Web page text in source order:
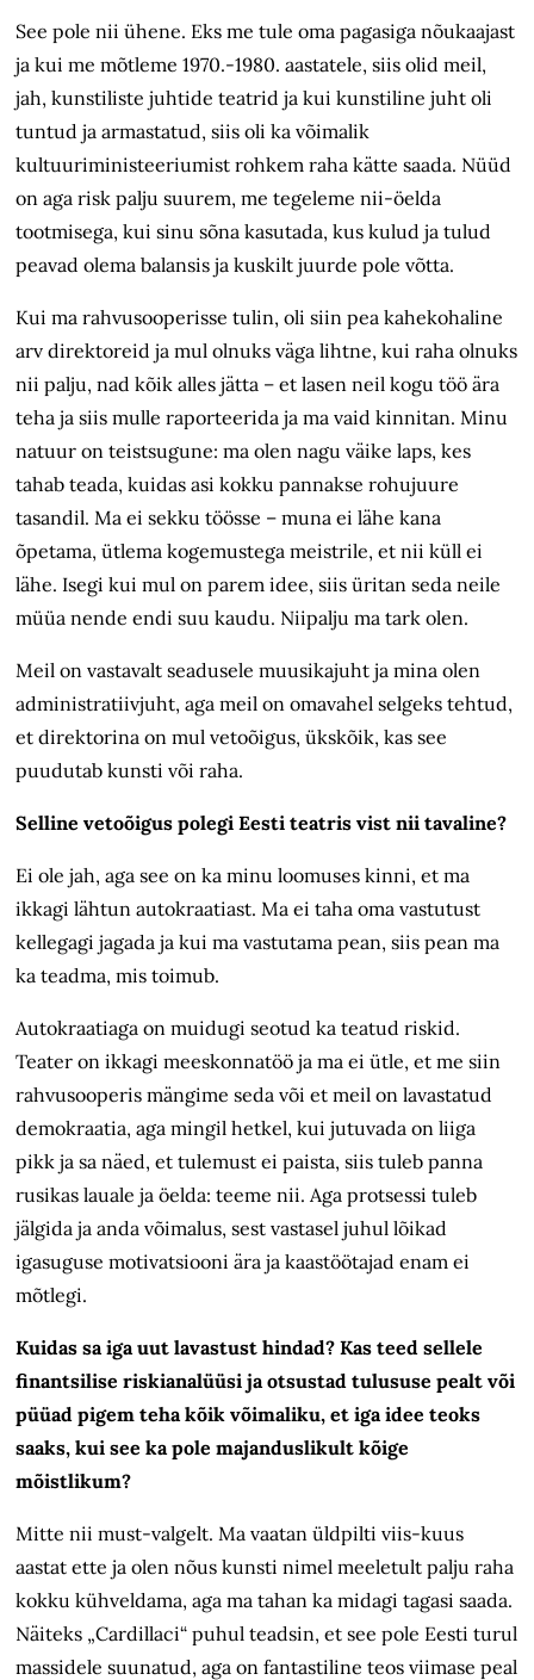
See pole nii ühene. Eks me tule oma pagasiga nõukaajast
ja kui me mõtleme 1970.-1980. aastatele, siis olid meil,
jah, kunstiliste juhtide teatrid ja kui kunstiline juht oli
tuntud ja armastatud, siis oli ka võimalik
kultuuriministeeriumist rohkem raha kätte saada. Nüüd
on aga risk palju suurem, me tegeleme nii-öelda
tootmisega, kui sinu sõna kasutada, kus kulud ja tulud
peavad olema balansis ja kuskilt juurde pole võtta.
Kui ma rahvusooperisse tulin, oli siin pea kahekohaline
arv direktoreid ja mul olnuks väga lihtne, kui raha olnuks
nii palju, nad kõik alles jätta – et lasen neil kogu töö ära
teha ja siis mulle raporteerida ja ma vaid kinnitan. Minu
natuur on teistsugune: ma olen nagu väike laps, kes
tahab teada, kuidas asi kokku pannakse rohujuure
tasandil. Ma ei sekku töösse – muna ei lähe kana
õpetama, ütlema kogemustega meistrile, et nii küll ei
lähe. Isegi kui mul on parem idee, siis üritan seda neile
müüa nende endi suu kaudu. Niipalju ma tark olen.
Meil on vastavalt seadusele muusikajuht ja mina olen
administratiivjuht, aga meil on omavahel selgeks tehtud,
et direktorina on mul vetoõigus, ükskõik, kas see
puudutab kunsti või raha.
Selline vetoõigus polegi Eesti teatris vist nii tavaline?
Ei ole jah, aga see on ka minu loomuses kinni, et ma
ikkagi lähtun autokraatiast. Ma ei taha oma vastutust
kellegagi jagada ja kui ma vastutama pean, siis pean ma
ka teadma, mis toimub.
Autokraatiaga on muidugi seotud ka teatud riskid.
Teater on ikkagi meeskonnatöö ja ma ei ütle, et me siin
rahvusooperis mängime seda või et meil on lavastatud
demokraatia, aga mingil hetkel, kui jutuvada on liiga
pikk ja sa näed, et tulemust ei paista, siis tuleb panna
rusikas lauale ja öelda: teeme nii. Aga protsessi tuleb
jälgida ja anda võimalus, sest vastasel juhul lõikad
igasuguse motivatsiooni ära ja kaastöötajad enam ei
mõtlegi.
Kuidas sa iga uut lavastust hindad? Kas teed sellele
finantsilise riski­ana­lüüsi ja otsustad tulususe pealt või
püüad pigem teha kõik võimaliku, et iga idee teoks
saaks, kui see ka pole majanduslikult kõige
mõistlikum?
Mitte nii must-valgelt. Ma vaatan üldpilti viis-kuus
aastat ette ja olen nõus kunsti nimel meeletult palju raha
kokku kühveldama, aga ma tahan ka midagi tagasi saada.
Näiteks „Cardillaci“ puhul teadsin, et see pole Eesti turul
massidele suunatud, aga on fantastiline teos viimase peal